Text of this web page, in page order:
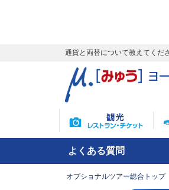
通貨と両替について教えてく
よくある質問
オプショナルツアー総合トップ